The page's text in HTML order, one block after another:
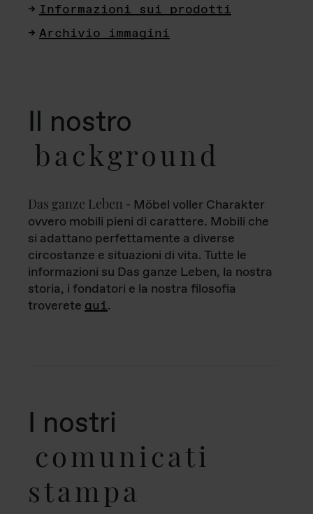
Informazioni sui prodotti
Archivio immagini
Il nostro
background
Das ganze Leben - Möbel voller Charakter
ovvero mobili pieni di carattere. Mobili che
si adattano perfettamente a diverse
circostanze e situazioni di vita. Tutte le
informazioni su Das ganze Leben, la nostra
storia, i fondatori e la nostra filosofia
troverete qui.
I nostri
comunicati
stampa